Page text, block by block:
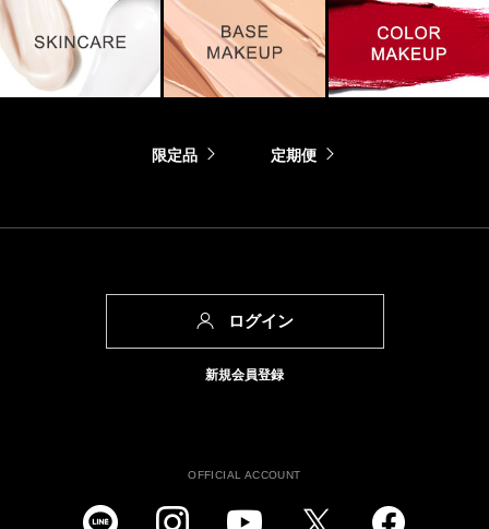
限定品 定期便
ログイン
新規会員登録
OFFICIAL ACCOUNT